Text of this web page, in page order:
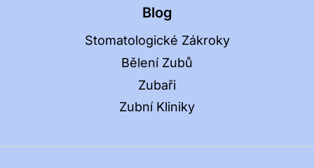
Blog
Stomatologické Zákroky
Bělení Zubů
Zubaři
Zubní Kliniky